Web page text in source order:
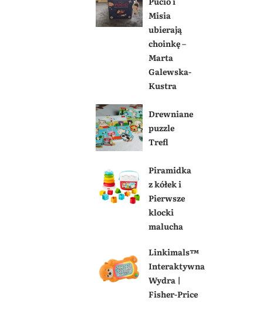
Misia
ubierają
choinkę –
Marta
Galewska-
Kustra
Drewniane
puzzle
Trefl
Piramidka
z kółek i
Pierwsze
klocki
malucha
Linkimals™
Interaktywna
Wydra |
Fisher-Price